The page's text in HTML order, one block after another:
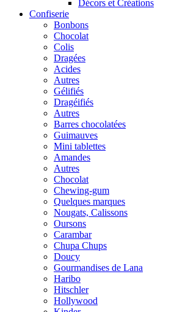
Décors et Créations
Confiserie
Bonbons
Chocolat
Colis
Dragées
Acides
Autres
Gélifiés
Dragéifiés
Autres
Barres chocolatées
Guimauves
Mini tablettes
Amandes
Autres
Chocolat
Chewing-gum
Quelques marques
Nougats, Calissons
Oursons
Carambar
Chupa Chups
Doucy
Gourmandises de Lana
Haribo
Hitschler
Hollywood